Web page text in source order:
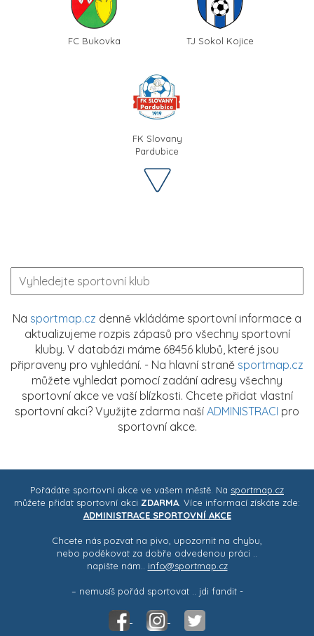
FC Bukovka TJ Sokol Kojice
FK Slovany
Pardubice
Na sportmap.cz denně vkládáme sportovní informace a
aktualizujeme rozpis zápasů pro všechny sportovní
kluby. V databázi máme 68456 klubů, které jsou
připraveny pro vyhledání. - Na hlavní straně sportmap.cz
můžete vyhledat pomocí zadání adresy všechny
sportovní akce ve vaší blízkosti. Chcete přidat vlastní
sportovní akci? Využijte zdarma naší ADMINISTRACI pro
sportovní akce.
Pořádáte sportovní akce ve vašem městě. Na sportmap.cz
můžete přidat sportovní akci ZDARMA . Více informací získáte zde:
ADMINISTRACE SPORTOVNÍ AKCE
Chcete nás pozvat na pivo, upozornit na chybu,
nebo poděkovat za dobře odvedenou práci ..
napište nám.. info@sportmap.cz
– nemusíš pořád sportovat .. jdi fandit -